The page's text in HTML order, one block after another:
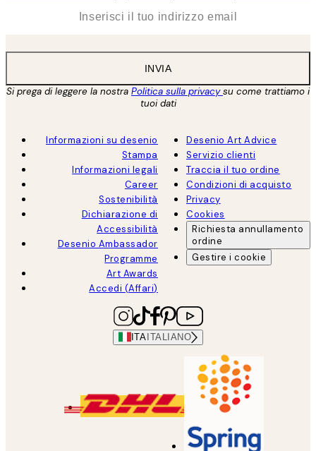
INVIA
Si prega di leggere la nostra Politica sulla privacysu come trattiamo i
tuoi dati
Informazioni su desenio
Stampa
Informazioni legali
Career
Sostenibilità
Dichiarazione di
Accessibilità
Desenio Ambassador
Programme
Art Awards
Accedi (Affari)
Desenio Art Advice
Servizio clienti
Traccia il tuo ordine
Condizioni di acquisto
Privacy
Cookies
Richiesta annullamento
ordine
Gestire i cookie
ITA ITALIANO